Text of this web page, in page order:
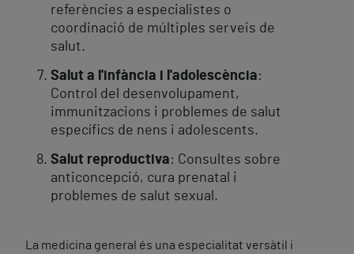
referències a especialistes o
coordinació de múltiples serveis de
salut.
Salut a l'infància i l'adolescència:
Control del desenvolupament,
immunitzacions i problemes de salut
específics de nens i adolescents.
Salut reproductiva: Consultes sobre
anticoncepció, cura prenatal i
problemes de salut sexual.
La medicina general és una especialitat versàtil i